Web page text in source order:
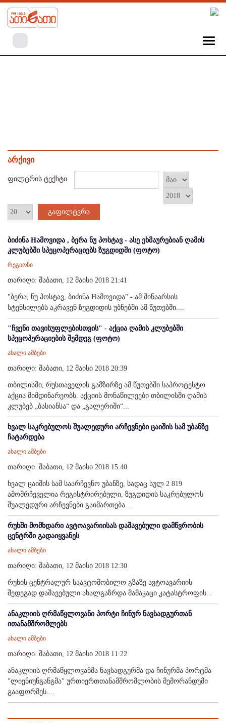
არქივი
ფილტრის ტექსტი
გაფილტვრა
ბიძინა Hამოვიდა , ბერა ნუ პოსტავ - ასე ეხმაურებიან ღამის
კლუბებში სპეცოპერაციებს ზუგდიდში (ფოტო)
რეგიონი
თარიღი: შაბათი, 12 მაისი 2018 21:41
"ბერა, ნუ პოსტავ, ბიძინა Hამოვიდა" - ამ შინაარსის
სტენსილებს აკრავენ ზუგდიდის უბნებში ამ წუთებში....
"ჩვენი თავისუფლებისთვის" - აქცია ღამის კლუბებში
სპეცოპერაციების შემდეგ (ფოტო)
ახალი ამბები
თარიღი: შაბათი, 12 მაისი 2018 20:39
თბილისში, რუსთაველის გამზირზე ამ წუთებში საპროტესტო
აქცია მიმდინარეობს. აქციის მონაწილეები თბილისში ღამის
კლუბებ „ბასიანსა“ და „გალერიში“...
ხვალ საკრებულოს შუალედური არჩევნები ცაიშის სამ უბანზე
ჩატარდება
ახალი ამბები
თარიღი: შაბათი, 12 მაისი 2018 15:40
ხვალ ცაიშის სამ საარჩევნო უბანზე, სადაც სულ 2 819
ამომრჩეველია რეგისტრირებული, ზუგდიდის საკრებულოს
შუალედური არჩევნები გაიმართება....
რუხში მომხდარი ავტოავარიისას დაშავებული დამწვრობის
ცენტრში გადაიყვანეს
ახალი ამბები
თარიღი: შაბათი, 12 მაისი 2018 12:30
რუხის ცენტრალურ საავტომობილო გზაზე ავტოავარიის
შედეგად დაშავებული ახალგაზრდა მამაკაცი კატასტროფის...
ანაკლიის ღრმაწყლოვანი პორტი ჩინურ ნავსადგურთან
ითანამშრომლებს
ახალი ამბები
თარიღი: შაბათი, 12 მაისი 2018 11:22
ანაკლიის ღრმაწყლოვანმა ნავსადგურმა და ჩინურმა პორტმა
"ლიენიუნგანგმა" ურთიერთთანამშრომლობის მემორანდუმი
გააფორმეს....